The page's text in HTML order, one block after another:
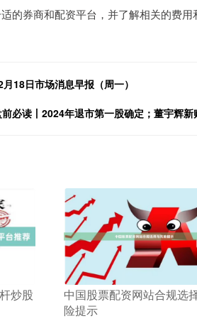
的券商和配资平台，并了解相关的费用
18日市场消息早报（周一）
必读丨2024年退市第一股确定；董宇辉
炒股
中国股票配资网站合规选
险提示